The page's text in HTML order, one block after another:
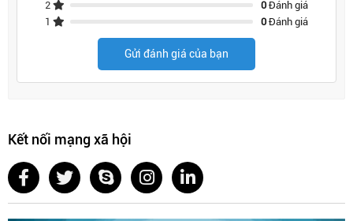
2 0Đánh giá
1
0Đánh giá
Gửi đánh giá của bạn
Kết nối mạng xã hội